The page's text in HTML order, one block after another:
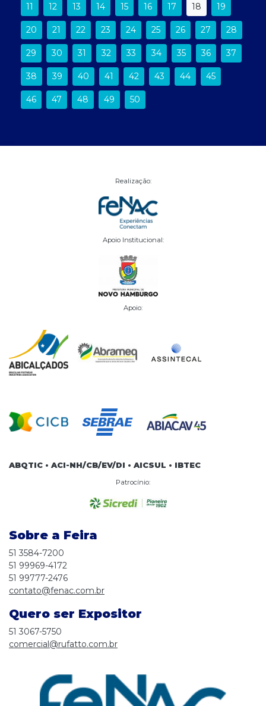
11 12 13 14 15 16 17 18 19
20 21 22 23 24 25 26 27 28
29 30 31 32 33 34 35 36 37
38 39 40 41 42 43 44 45
46 47 48 49 50
Realização:
Apoio Institucional:
Apoio:
ABQTIC • ACI-NH/CB/EV/DI • AICSUL • IBTEC
Patrocínio:
Sobre a Feira
51 3584-7200
51 99969-4172
51 99777-2476
contato@fenac.com.br
Quero ser Expositor
51 3067-5750
comercial@rufatto.com.br